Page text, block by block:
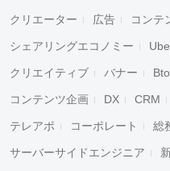
クリエーター 広告 コンテ
シェアリングエコノミー
クリエイティブ バナー
コンテンツ企画 DX CRM
テレアポ コーポレート 総
サーバーサイドエンジニア